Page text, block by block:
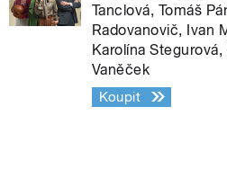
Tanclová, Tomáš
Radovanovič, Ivan
Karolína
Vaněček
Koupit